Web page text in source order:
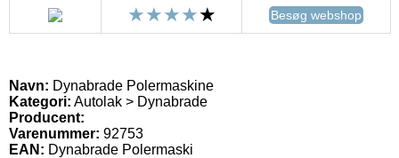
Besøg webshop
Navn: Dynabrade Polermaskine
Kategori: Autolak > Dynabrade
Producent:
Varenummer: 92753
EAN: Dynabrade Polermaski